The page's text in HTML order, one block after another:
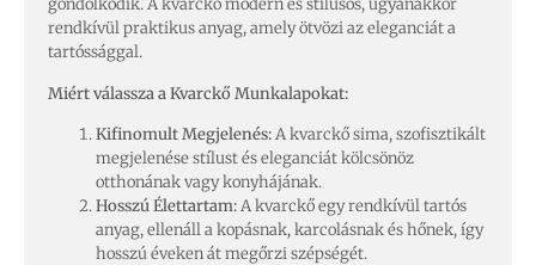
gondolkodik. A kvarckő modern és stílusos, ugyanakkor
rendkívül praktikus anyag, amely ötvözi az eleganciát a
tartóssággal.
Miért válassza a Kvarckő Munkalapokat:
Kifinomult Megjelenés:A kvarckő sima, szofisztikált
megjelenése stílust és eleganciát kölcsönöz
otthonának vagy konyhájának.
Hosszú Élettartam:A kvarckő egy rendkívül tartós
anyag, ellenáll a kopásnak, karcolásnak és hőnek, így
hosszú éveken át megőrzi szépségét.